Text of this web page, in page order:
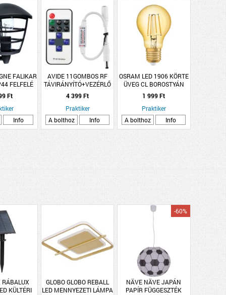
FALIKAR
FELFELÉ
(294762)
Ft
Info
AVIDE 11GOMBOS RF
TÁVIRÁNYÍTÓ+VEZÉRLŐ
4 399 Ft
Praktiker
A bolthoz
Info
OSRAM LED 1906 KÖRTE
ÜVEG CL BOROSTYÁN
1 999 Ft
Praktiker
A bolthoz
Info
RÁBALUX
KÜLTÉRI
GLOBO GLOBO REBALL
LED MENNYEZETI LÁMPA
NÄVE NÄVE JAPÁN
PAPÍR FÜGGESZTÉK
-60%